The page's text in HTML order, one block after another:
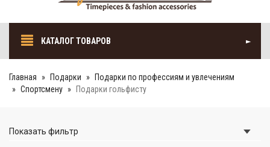
КАТАЛОГ ТОВАРОВ
Главная Подарки
Подарки по профессиям и увлечениям
Спортсмену
Подарки гольфисту
Показать фильтр